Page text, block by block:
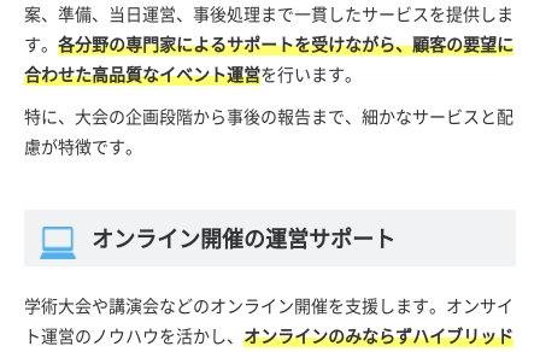
案、準備、当日運営、事後処理まで一貫したサービスを提供しま
す。 各分野の専門家によるサポートを受けながら、顧客の要望に
合わせた高品質なイベント運営を行います。
特に、大会の企画段階から事後の報告まで、細かなサービスと配
慮が特徴です。
オンライン開催の運営サポート
学術大会や講演会などのオンライン開催を支援します。オンサイ
ト運営のノウハウを活かし、 オンラインのみならずハイブリッド